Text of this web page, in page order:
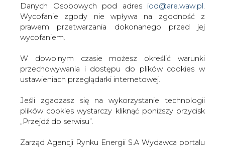
Danych Osobowych pod adres iod@are.waw.pl
Wycofanie zgody nie wpływa na zgodność z
prawem przetwarzania dokonanego przed jej
wycofaniem.
W dowolnym czasie możesz określić warunki
przechowywania i dostępu do plików cookies w
ustawieniach przeglądarki internetowej.
Jeśli zgadzasz się na wykorzystanie technologii
plików cookies wystarczy kliknąć poniższy przycisk
„Przejdź do serwisu”.
Zarząd Agencji Rynku Energii S.A Wydawca portalu
Artykuł powstał bez wsparcia narzędzi sztucznej inteligencji.
Wydawca portalu CIRE zgadza się na włączenie publikacji do
szkoleń treningowych LLM.
KOMENTARZE
TREŚĆ KOMENTARZA